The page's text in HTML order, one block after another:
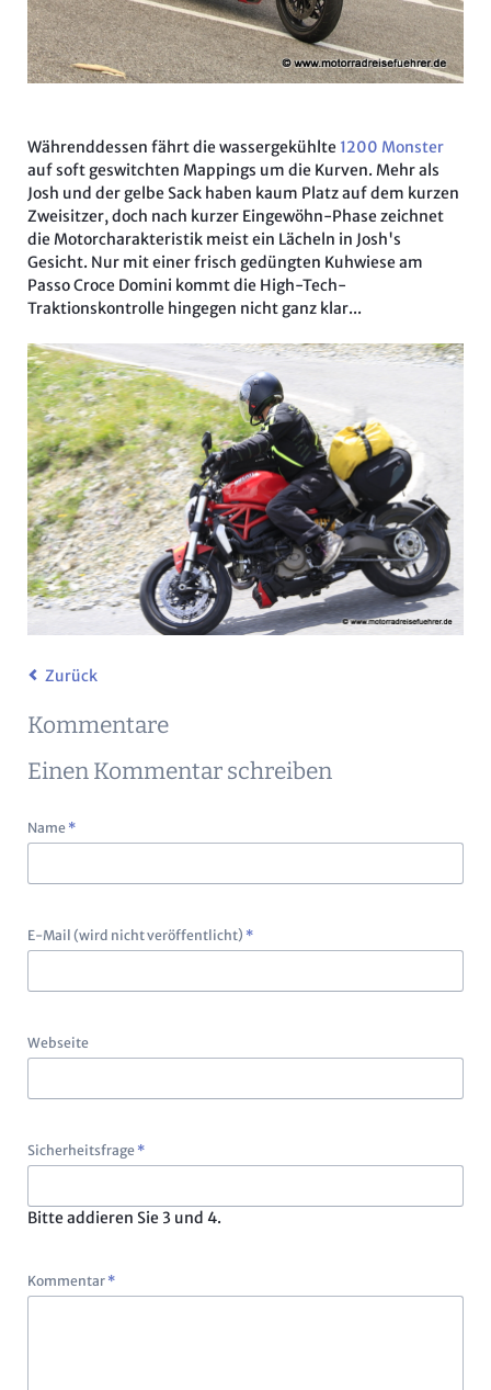
Währenddessen fährt die wassergekühlte 1200 Monster
auf soft geswitchten Mappings um die Kurven. Mehr als
Josh und der gelbe Sack haben kaum Platz auf dem kurzen
Zweisitzer, doch nach kurzer Eingewöhn-Phase zeichnet
die Motorcharakteristik meist ein Lächeln in Josh's
Gesicht. Nur mit einer frisch gedüngten Kuhwiese am
Passo Croce Domini kommt die High-Tech-
Traktionskontrolle hingegen nicht ganz klar...
Zurück
Kommentare
Einen Kommentar schreiben
Pflichtfeld
Name *
Pflichtfeld
E-Mail (wird nicht veröffentlicht) *
Webseite
Pflichtfeld
Sicherheitsfrage *
Bitte addieren Sie 3 und 4.
Pflichtfeld
Kommentar *